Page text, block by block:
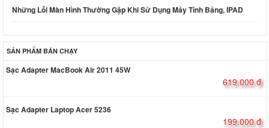
Những Lỗi Màn Hình Thường Gặp Khi Sử Dụng Máy Tính Bảng, IPAD
SẢN PHẨM BÁN CHẠY
Sạc Adapter MacBook Air 2011 45W
619.000 đ
Sạc Adapter Laptop Acer 5236
199.000 đ